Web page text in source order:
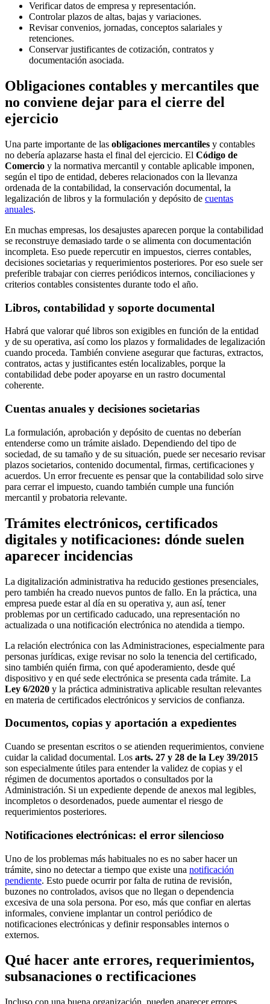
Verificar datos de empresa y representación.
Controlar plazos de altas, bajas y variaciones.
Revisar convenios, jornadas, conceptos salariales y
retenciones.
Conservar justificantes de cotización, contratos y
documentación asociada.
Obligaciones contables y mercantiles que
no conviene dejar para el cierre del
ejercicio
Una parte importante de las obligaciones mercantiles y contables
no debería aplazarse hasta el final del ejercicio. El Código de
Comercio y la normativa mercantil y contable aplicable imponen,
según el tipo de entidad, deberes relacionados con la llevanza
ordenada de la contabilidad, la conservación documental, la
legalización de libros y la formulación y depósito de cuentas
anuales.
En muchas empresas, los desajustes aparecen porque la contabilidad
se reconstruye demasiado tarde o se alimenta con documentación
incompleta. Eso puede repercutir en impuestos, cierres contables,
decisiones societarias y requerimientos posteriores. Por eso suele ser
preferible trabajar con cierres periódicos internos, conciliaciones y
criterios contables consistentes durante todo el año.
Libros, contabilidad y soporte documental
Habrá que valorar qué libros son exigibles en función de la entidad
y de su operativa, así como los plazos y formalidades de legalización
cuando proceda. También conviene asegurar que facturas, extractos,
contratos, actas y justificantes estén localizables, porque la
contabilidad debe poder apoyarse en un rastro documental
coherente.
Cuentas anuales y decisiones societarias
La formulación, aprobación y depósito de cuentas no deberían
entenderse como un trámite aislado. Dependiendo del tipo de
sociedad, de su tamaño y de su situación, puede ser necesario revisar
plazos societarios, contenido documental, firmas, certificaciones y
acuerdos. Un error frecuente es pensar que la contabilidad solo sirve
para cerrar el impuesto, cuando también cumple una función
mercantil y probatoria relevante.
Trámites electrónicos, certificados
digitales y notificaciones: dónde suelen
aparecer incidencias
La digitalización administrativa ha reducido gestiones presenciales,
pero también ha creado nuevos puntos de fallo. En la práctica, una
empresa puede estar al día en su operativa y, aun así, tener
problemas por un certificado caducado, una representación no
actualizada o una notificación electrónica no atendida a tiempo.
La relación electrónica con las Administraciones, especialmente para
personas jurídicas, exige revisar no solo la tenencia del certificado,
sino también quién firma, con qué apoderamiento, desde qué
dispositivo y en qué sede electrónica se presenta cada trámite. La
Ley 6/2020 y la práctica administrativa aplicable resultan relevantes
en materia de certificados electrónicos y servicios de confianza.
Documentos, copias y aportación a expedientes
Cuando se presentan escritos o se atienden requerimientos, conviene
cuidar la calidad documental. Los arts. 27 y 28 de la Ley 39/2015
son especialmente útiles para entender la validez de copias y el
régimen de documentos aportados o consultados por la
Administración. Si un expediente depende de anexos mal legibles,
incompletos o desordenados, puede aumentar el riesgo de
requerimientos posteriores.
Notificaciones electrónicas: el error silencioso
Uno de los problemas más habituales no es no saber hacer un
trámite, sino no detectar a tiempo que existe una notificación
pendiente. Esto puede ocurrir por falta de rutina de revisión,
buzones no controlados, avisos que no llegan o dependencia
excesiva de una sola persona. Por eso, más que confiar en alertas
informales, conviene implantar un control periódico de
notificaciones electrónicas y definir responsables internos o
externos.
Qué hacer ante errores, requerimientos,
subsanaciones o rectificaciones